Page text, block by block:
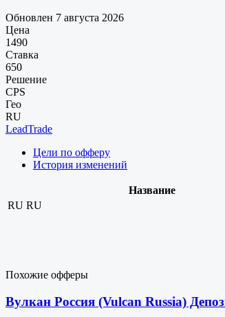
Обновлен 7 августа 2026
Цена
1490
Ставка
650
Решение
CPS
Гео
RU
LeadTrade
Цели по офферу
История изменений
Название
RU RU
Похожие офферы
Вулкан Россия (Vulcan Russia)